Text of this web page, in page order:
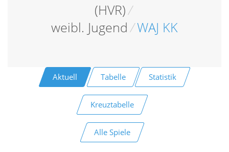
(HVR)/
weibl. Jugend /WAJ KK
Aktuell Tabelle Statistik
Kreuztabelle
Alle Spiele